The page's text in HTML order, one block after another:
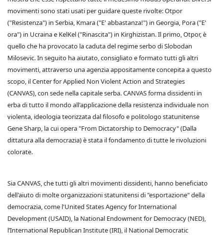
movimenti sono stati usati per guidare queste rivolte: Otpor
("Resistenza") in Serbia, Kmara ("E' abbastanza!") in Georgia, Pora ("E'
ora") in Ucraina e KelKel ("Rinascita") in Kirghizistan. Il primo, Otpor, è
quello che ha provocato la caduta del regime serbo di Slobodan
Milosevic. In seguito ha aiutato, consigliato e formato tutti gli altri
movimenti, attraverso una agenzia appositamente concepita a questo
scopo, il Center for Applied Non Violent Action and Strategies
(CANVAS), con sede nella capitale serba. CANVAS forma dissidenti in
erba di tutto il mondo all'applicazione della resistenza individuale non
violenta, ideologia teorizzata dal filosofo e politologo statunitense
Gene Sharp, la cui opera "From Dictatorship to Democracy" (Dalla
dittatura alla democrazia) è stata il fondamento di tutte le rivoluzioni
colorate.
Sia CANVAS, che tutti gli altri movimenti dissidenti, hanno beneficiato
dell'aiuto di molte organizzazioni statunitensi di "esportazione" della
democrazia, come l'United States Agency for International
Development (USAID), la National Endowment for Democracy (NED),
l’International Republican Institute (IRI), il National Democratic